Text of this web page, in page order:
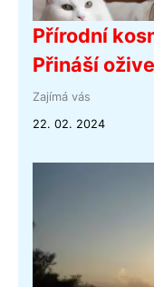
Přírodní
Přináší
Zajímá vás
22. 02. 2024